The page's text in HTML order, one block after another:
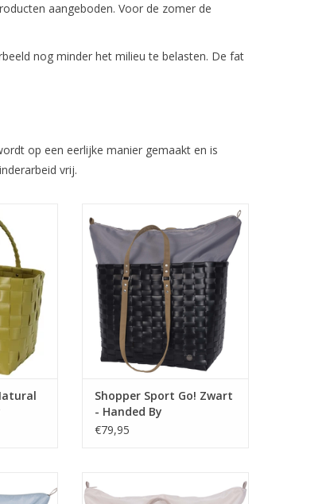
aangeboden. Voor de zomer de
nog minder het milieu te belasten. De fat
op een eerlijke manier gemaakt en is
vrij.
tas
is een
de
naar het
look.
shopper is een favoriet om mee
te nemen naar het sporten. GO!
sport biedt voldoende ruimte
aan alles wat jij nodig hebt voor
je work-out: sportspullen, een
handdoek, flesje water, en dan
nog is er plek over!
TOEVOEGEN AAN WINKELWAGEN
Shopper Sport Go! Zwart
- Handed By
€79,95
of de
het strand, de sauna of de